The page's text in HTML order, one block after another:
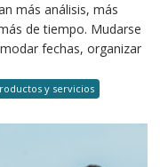
más análisis, más
de tiempo. Mudarse
fechas, organizar
y servicios